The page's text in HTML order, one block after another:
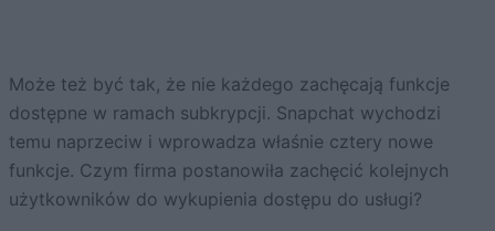
Może też być tak, że nie każdego zachęcają funkcje
dostępne w ramach subkrypcji. Snapchat wychodzi
temu naprzeciw i wprowadza właśnie cztery nowe
funkcje. Czym firma postanowiła zachęcić kolejnych
użytkowników do wykupienia dostępu do usługi?